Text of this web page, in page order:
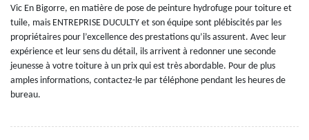
Vic En Bigorre, en matière de pose de peinture hydrofuge pour toiture et
tuile, mais ENTREPRISE DUCULTY et son équipe sont plébiscités par les
propriétaires pour l’excellence des prestations qu’ils assurent. Avec leur
expérience et leur sens du détail, ils arrivent à redonner une seconde
jeunesse à votre toiture à un prix qui est très abordable. Pour de plus
amples informations, contactez-le par téléphone pendant les heures de
bureau.